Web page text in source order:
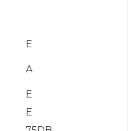
E
A
E
E